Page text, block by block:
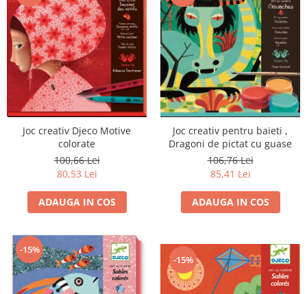
Joc creativ Djeco Motive
colorate
100,66 Lei
80,53 Lei
ADAUGA IN COS
Joc creativ pentru baieti ,
Dragoni de pictat cu guase
106,76 Lei
85,41 Lei
ADAUGA IN COS
-15%
-15%